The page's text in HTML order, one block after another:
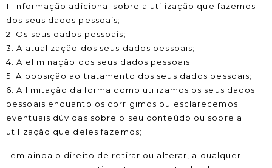
1. Informação adicional sobre a utilização que fazemos
dos seus dados pessoais;
2. Os seus dados pessoais;
3. A atualização dos seus dados pessoais;
4. A eliminação dos seus dados pessoais;
5. A oposição ao tratamento dos seus dados pessoais;
6. A limitação da forma como utilizamos os seus dados
pessoais enquanto os corrigimos ou esclarecemos
eventuais dúvidas sobre o seu conteúdo ou sobre a
utilização que deles fazemos;
Tem ainda o direito de retirar ou alterar, a qualquer